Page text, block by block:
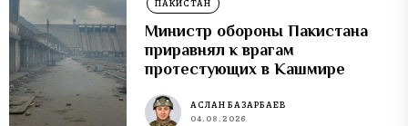
ПАКИСТАН
Министр обороны Пакистана
приравнял к врагам
протестующих в Кашмире
АСЛАН БАЗАРБАЕВ
04.08.2026